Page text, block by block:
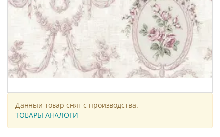
Данный товар снят с производства.
ТОВАРЫ АНАЛОГИ